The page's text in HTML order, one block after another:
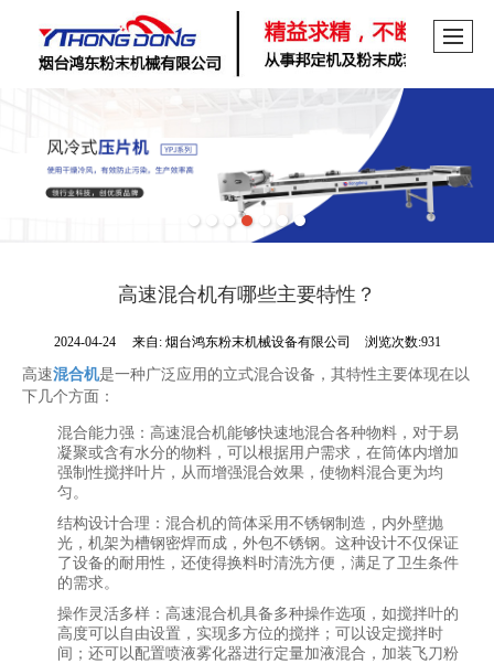
高速混合机有哪些主要特性？
2024-04-24 来自: 烟台鸿东粉末机械设备有限公司 浏览次数:931
高速混合机是一种广泛应用的立式混合设备，其特性主要体现在以
下几个方面：
混合能力强 ：高速混合机能够快速地混合各种物料，对于易
凝聚或含有水分的物料，可以根据用户需求，在筒体内增加
强制性搅拌叶片，从而增强混合效果，使物料混合更为均
匀。
结构设计合理 ：混合机的筒体采用不锈钢制造，内外壁抛
光，机架为槽钢密焊而成，外包不锈钢。这种设计不仅保证
了设备的耐用性，还使得换料时清洗方便，满足了卫生条件
的需求。
操作灵活多样：高速混合机具备多种操作选项，如搅拌叶的
高度可以自由设置，实现多方位的搅拌；可以设定搅拌时
间；还可以配置喷液雾化器进行定量加液混合，加装飞刀粉